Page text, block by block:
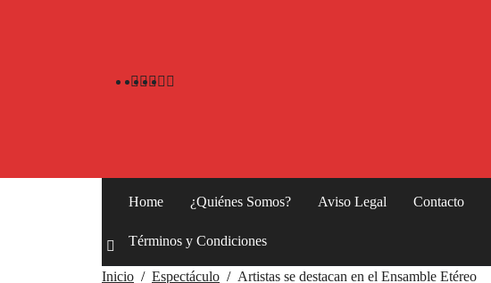
Home ¿Quiénes Somos? Aviso Legal Contacto
Términos y Condiciones
Inicio Espectáculo Artistas se destacan en el Ensamble Etéreo